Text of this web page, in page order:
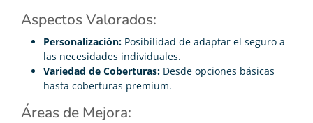
Aspectos Valorados:
Personalización: Posibilidad de adaptar el seguro a
las necesidades individuales.
Variedad de Coberturas: Desde opciones básicas
hasta coberturas premium.
Áreas de Mejora: